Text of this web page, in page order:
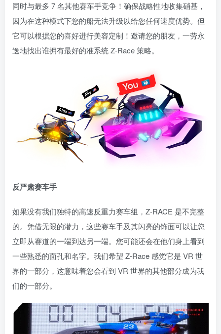
同时与最多 7 名其他赛车手竞争！确保战略性地收集硝基，
因为在这种模式下您的船无法升级以给您任何速度优势。但
它可以根据您的喜好进行美容定制！邀请您的朋友，一劳永
逸地找出谁拥有最好的准系统 Z-Race 策略。
反严肃赛车手
如果没有我们独特的高速反重力赛车组，Z-RACE 是不完整
的。凭借无限的潜力，这些赛车手及其闪亮的饰面可以让您
立即从赛道的一端到达另一端。您可能还会在他们身上看到
一些熟悉的面孔和名字。我们希望 Z-Race 感觉它是 VR 世
界的一部分，这意味着您会看到 VR 世界的其他部分成为我
们的一部分。